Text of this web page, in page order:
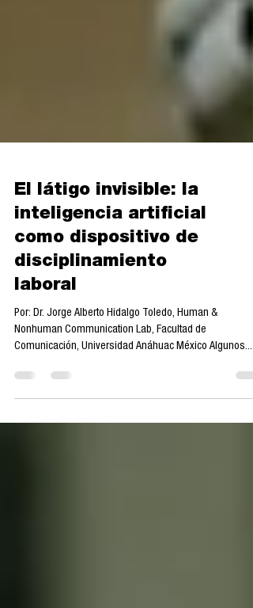
El látigo invisible: la
inteligencia artificial
como dispositivo de
disciplinamiento
laboral
Nonhuman Communication Lab, Facultad de
Comunicación, Universidad Anáhuac México Algunos...